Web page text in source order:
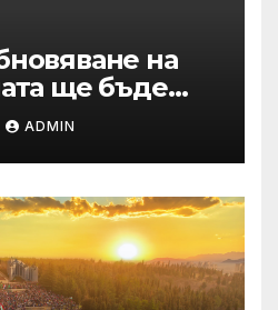
на
ще бъде
на 10
г.
ADMIN